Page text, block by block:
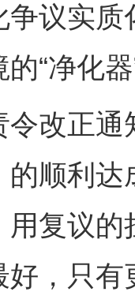
争议实
“净化器
正通
的顺利
用复议
，只
一纸欠